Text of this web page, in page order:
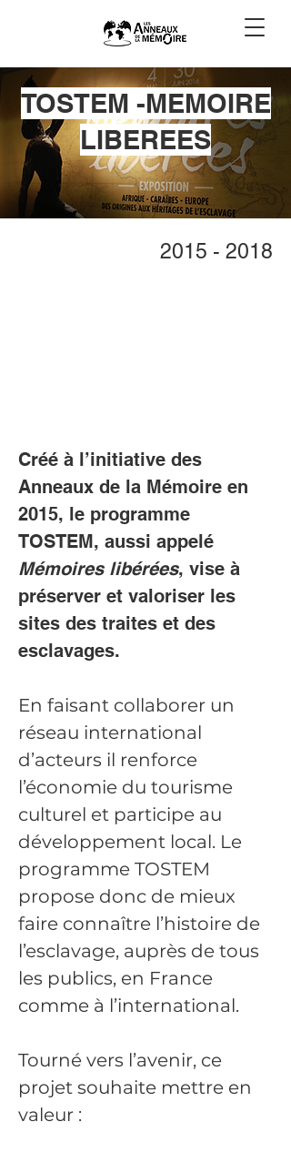
TOSTEM -MEMOIRE
LIBEREES
2015 - 2018
Créé à l’initiative des
Anneaux de la Mémoire en
2015, le programme
TOSTEM, aussi appelé
Mémoires libérées, vise à
préserver et valoriser les
sites des traites et des
esclavages.
En faisant collaborer un
réseau international
d’acteurs il renforce
l’économie du tourisme
culturel et participe au
développement local. Le
programme TOSTEM
propose donc de mieux
faire connaître l’histoire de
l’esclavage, auprès de tous
les publics, en France
comme à l’international.
Tourné vers l’avenir, ce
projet souhaite mettre en
valeur :